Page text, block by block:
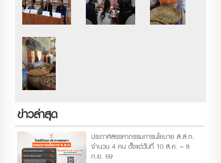
ข่าวล่าสุด
ประกาศสรรหากรรมการนโยบาย ส.ส.ท.
จำนวน 4 คน ตั้งแต่วันที่ 10 ส.ค. – 8
ก.ย. 69